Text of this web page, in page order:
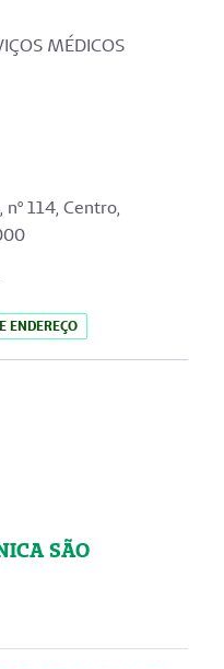
MÉDICOS
114, Centro,
ENDEREÇO
SÃO